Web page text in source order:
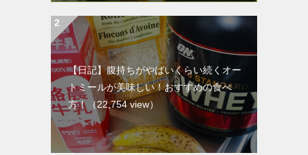
【日記】腹持ちがやばいくらい続くオー
トミールが美味しい！おすすめの食べ
方！
（22,754 view）